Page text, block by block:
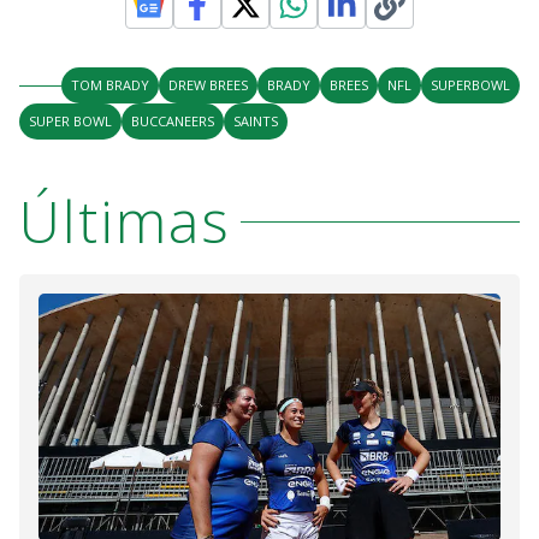
TOM BRADY DREW BREES BRADY BREES NFL
SUPERBOWL
SUPER BOWL
BUCCANEERS SAINTS
Últimas